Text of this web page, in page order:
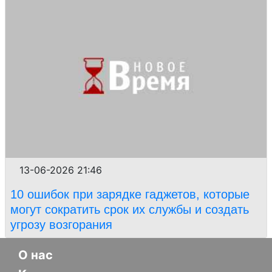
13-06-2026 21:46
10 ошибок при зарядке гаджетов, которые
могут сократить срок их службы и создать
угрозу возгорания
О нас